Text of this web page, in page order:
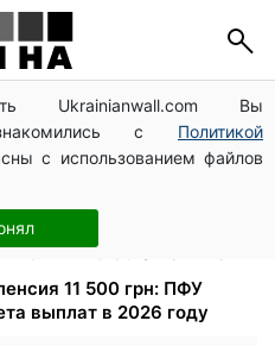
Ukrainianwall.com Вы
с Политикой
с использованием файлов
и безработные
в августе
подешевели до 50%:
с 1 октября: владельцы
платить на 39% меньше
11 500 грн: ПФУ
выплат в 2026 году